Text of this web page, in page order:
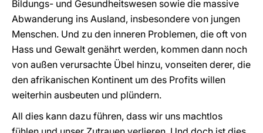
Bildungs- und Gesundheitswesen sowie die massive
Abwanderung ins Ausland, insbesondere von jungen
Menschen. Und zu den inneren Problemen, die oft von
Hass und Gewalt genährt werden, kommen dann noch
von außen verursachte Übel hinzu, vonseiten derer, die
den afrikanischen Kontinent um des Profits willen
weiterhin ausbeuten und plündern.
All dies kann dazu führen, dass wir uns machtlos